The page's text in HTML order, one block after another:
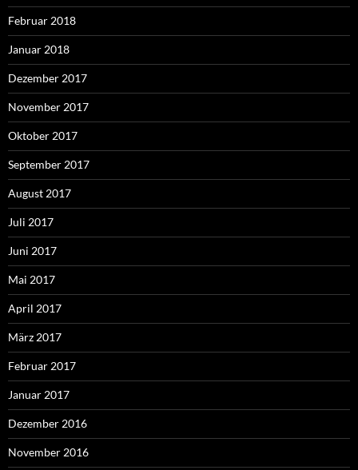
Februar 2018
Januar 2018
Dezember 2017
November 2017
Oktober 2017
September 2017
August 2017
Juli 2017
Juni 2017
Mai 2017
April 2017
März 2017
Februar 2017
Januar 2017
Dezember 2016
November 2016